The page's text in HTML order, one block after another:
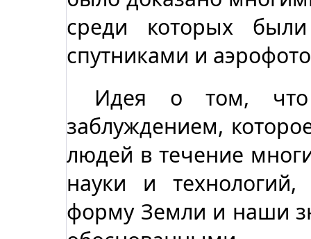
среди которых
спутниками и
Идея о том, что
заблуждением,
людей в течение
науки и
форму Земли и наши